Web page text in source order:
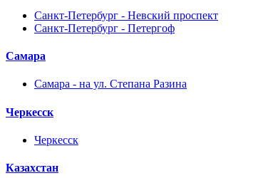
Санкт-Петербург - Невский проспект
Санкт-Петербург - Петергоф
Самара
Самара - на ул. Степана Разина
Черкесск
Черкесск
Казахстан